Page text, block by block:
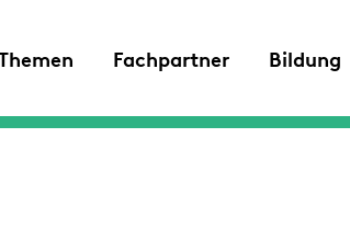
Fachpartner Bildung